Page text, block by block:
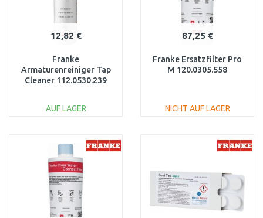
12,82 €
Franke
Armaturenreiniger Tap
Cleaner 112.0530.239
AUF LAGER
Vergleichen
87,25 €
Franke Ersatzfilter Pro
M 120.0305.558
NICHT AUF LAGER